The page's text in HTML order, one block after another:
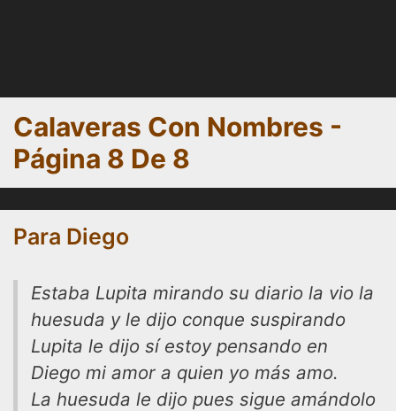
Calaveras Con Nombres -
Página 8 De 8
Para Diego
Estaba Lupita mirando su diario la vio la
huesuda y le dijo conque suspirando
Lupita le dijo sí estoy pensando en
Diego mi amor a quien yo más amo.
La huesuda le dijo pues sigue amándolo